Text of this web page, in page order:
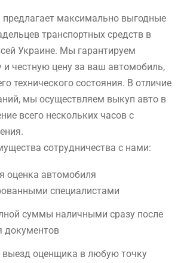
максимально выгодные
транспортных средств в
Украине. Мы гарантируем
и честную цену за ваш автомобиль,
технического состояния. В отличие
мы осуществляем выкуп авто в
всего нескольких часов с
сотрудничества с нами:
оценка автомобиля
специалистами
суммы наличными сразу после
документов
выезд оценщика в любую точку